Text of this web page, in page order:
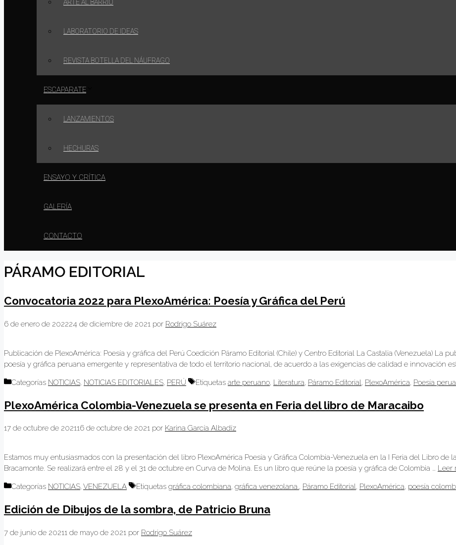
ARTE AL BARRIO
LABORATORIO DE IDEAS
REVISTA BOTELLA DEL NÁUFRAGO
ESCAPARATE
LANZAMIENTOS
HECHURAS
ENSAYO Y CRÍTICA
GALERÍA
CONTACTO
PÁRAMO EDITORIAL
Convocatoria 2022 para PlexoAmérica: Poesía y Gráfica del Perú
6 de enero de 202224 de diciembre de 2021 por Rodrigo Suárez
Publicación de PlexoAmérica: Poesía y gráfica del Perú Coedición Páramo Editorial (Chile) y Centro Editorial La Castalia (Venezuela) La
poesía y gráfica peruana emergente y representativa de todo el territorio nacional, de acuerdo a las exigencias de calidad e innovación
Categorías NOTICIAS, NOTICIAS EDITORIALES, PERÚ Etiquetas arte peruano, Literatura, Páramo Editorial, PlexoAmérica, Poesía
PlexoAmérica Colombia-Venezuela se presenta en Feria del libro de Maracaibo
17 de octubre de 202116 de octubre de 2021 por Karina García Albadíz
Estamos muy entusiasmados con la presentación del libro PlexoAmérica Poesía y Gráfica Colombia-Venezuela en la I Feria del Libro de
Bracamonte. Se realizará entre el 28 y el 31 de octubre en Curva de Molina. Es un libro que reúne la poesía y gráfica de Colombia … Leer
Categorías NOTICIAS, VENEZUELA Etiquetas gráfica colombiana, gráfica venezolana., Páramo Editorial, PlexoAmérica, poesía
Edición de Dibujos de la sombra, de Patricio Bruna
7 de junio de 20211 de mayo de 2021 por Rodrigo Suárez